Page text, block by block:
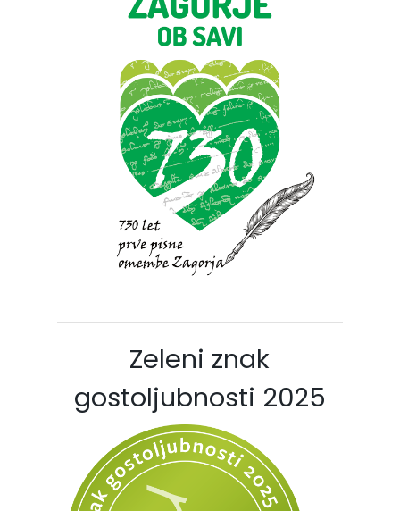
Zeleni znak
gostoljubnosti 2025